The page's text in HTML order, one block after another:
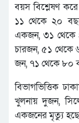
বয়স বিশ্লেষণ
১১ থেকে ২০
একজন, ৩১ থেকে
চারজন, ৫১
জন, ৭১ থেকে ৮০
বিভাগভিত্তিক
খুলনায় দুজন,
একজনের মৃত্যু